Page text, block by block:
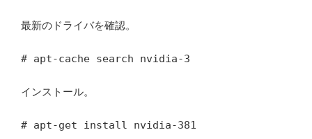
最新のドライバを確認。
# apt-cache search nvidia-3
インストール。
# apt-get install nvidia-381